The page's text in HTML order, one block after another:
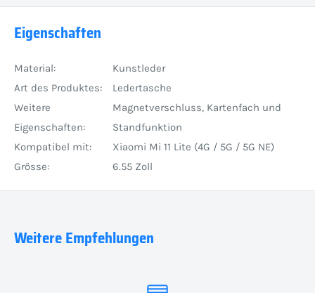
Eigenschaften
Material:
Kunstleder
Art des Produktes:
Ledertasche
Weitere
Eigenschaften:
Magnetverschluss, Kartenfach und
Standfunktion
Kompatibel mit:
Xiaomi Mi 11 Lite (4G / 5G / 5G NE)
Grösse:
6.55 Zoll
Weitere Empfehlungen